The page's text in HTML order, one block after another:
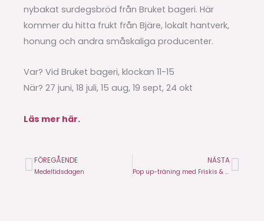
nybakat surdegsbröd från Bruket bageri. Här
kommer du hitta frukt från Bjäre, lokalt hantverk,
honung och andra småskaliga producenter.
​Var? Vid Bruket bageri, klockan 11-15
När? 27 juni, 18 juli, 15 aug, 19 sept, 24 okt
Läs mer här.
Före
FÖREGÅENDE
Medeltidsdagen
NÄSTA
Pop up-träning med Friskis & Svettis